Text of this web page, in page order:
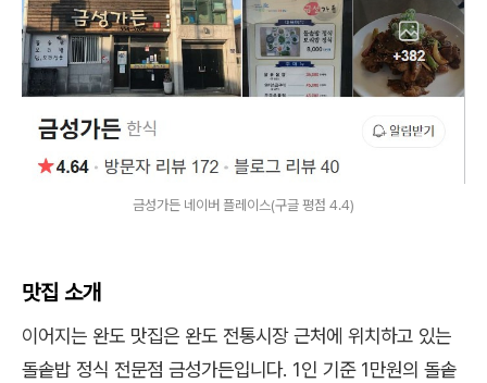
금성가든 네이버 플레이스(구글 평점 4.4)
맛집 소개
이어지는 완도 맛집은 완도 전통시장 근처에 위치하고 있는
돌솥밥 정식 전문점 금성가든입니다. 1인 기준 1만원의 돌솥